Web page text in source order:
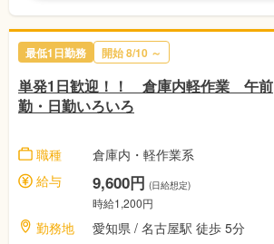
最低1日勤務 開始 8/10 ～
単発1日歓迎！！ 倉庫内軽作業 午前
勤・日勤いろいろ
職種
倉庫内・軽作業系
給与
9,600円 (日給想定)
時給1,200円
勤務地
愛知県 / 名古屋駅 徒歩 5分